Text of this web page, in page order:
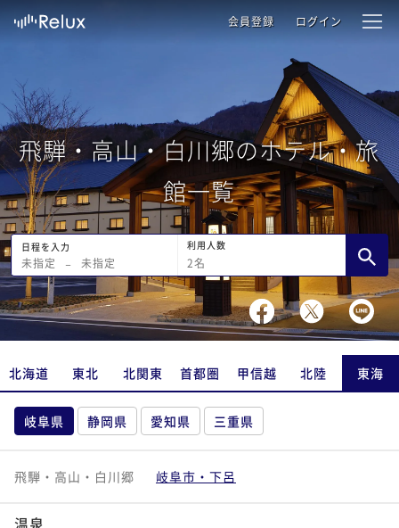
会員登録 ログイン
飛騨・高山・白川郷のホテル・旅
館一覧
日程を入力
未指定 − 未指定
利用人数
2名
北海道 東北 北関東 首都圏 甲信越 北陸 東海
岐阜県 静岡県 愛知県 三重県
飛騨・高山・白川郷 岐阜市・下呂
温泉